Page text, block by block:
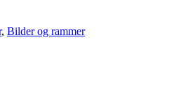
, Bilder og rammer